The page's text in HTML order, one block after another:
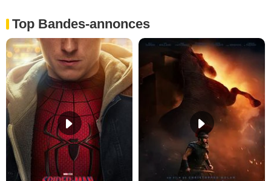
Top Bandes-annonces